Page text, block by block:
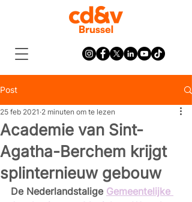
Post
Academie van Sint-
Agatha-Berchem krijgt
splinternieuw gebouw
25 feb 2021 2 minuten om te lezen
De Nederlandstalige Gemeentelijke